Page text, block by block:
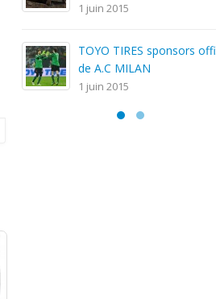
1 juin 2015
TOYO TIRES sponsors
de A.C MILAN
1 juin 2015